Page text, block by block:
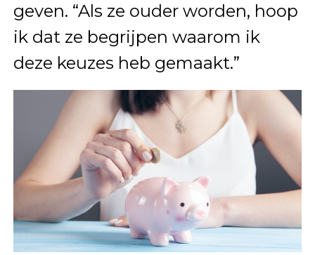
geven. “Als ze ouder worden, hoop
ik dat ze begrijpen waarom ik
deze keuzes heb gemaakt.”